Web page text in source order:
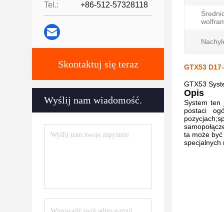
Tel.: +86-512-57328118
Skontaktuj się teraz
Wyślij nam wiadomość.
GTX53
GTX53
Opis
System ten
postaci
ta może
specjalnych